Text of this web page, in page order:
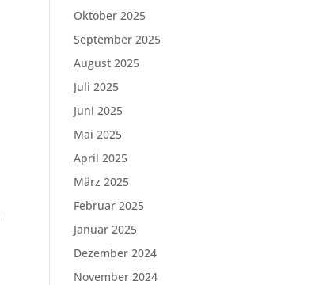
Oktober 2025
September 2025
August 2025
Juli 2025
Juni 2025
Mai 2025
April 2025
März 2025
Februar 2025
Januar 2025
Dezember 2024
November 2024